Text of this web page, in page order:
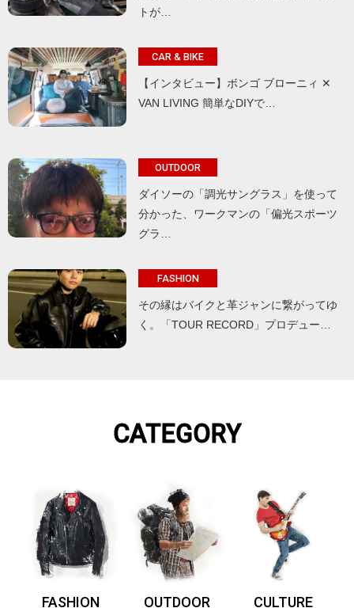
トが…
CAR & BIKE
【インタビュー】ボンゴ ブローニィ ✕
VAN LIVING 簡単なDIYで…
OUTDOOR
ダイソーの「調光サングラス」を使って
分かった、ワークマンの「偏光スポーツ
グラ…
FASHION
その縁はバイクと革ジャンに繋がってゆ
く。「TOUR RECORD」プロデュー…
CATEGORY
FASHION OUTDOOR CULTURE